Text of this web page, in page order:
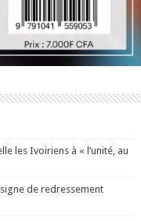
les Ivoiriens à « l’unité, au
de redressement